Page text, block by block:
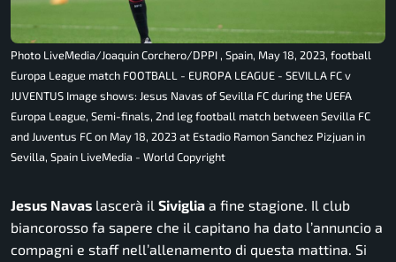
Photo LiveMedia/Joaquin Corchero/DPPI , Spain, May 18, 2023, football
Europa League match FOOTBALL - EUROPA LEAGUE - SEVILLA FC v
JUVENTUS Image shows: Jesus Navas of Sevilla FC during the UEFA
Europa League, Semi-finals, 2nd leg football match between Sevilla FC
and Juventus FC on May 18, 2023 at Estadio Ramon Sanchez Pizjuan in
Sevilla, Spain LiveMedia - World Copyright
Jesus Navas lascerà il Siviglia a fine stagione. Il club
biancorosso fa sapere che il capitano ha dato l’annuncio a
compagni e staff nell’allenamento di questa mattina. Si